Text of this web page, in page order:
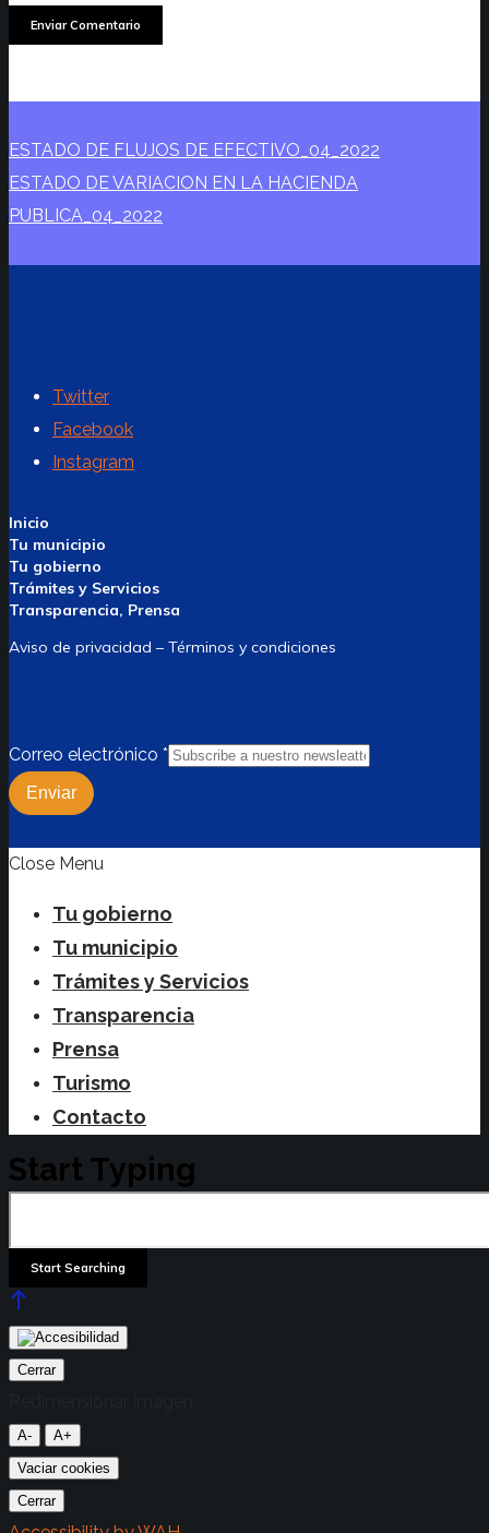
ESTADO DE FLUJOS DE EFECTIVO_04_2022
ESTADO DE VARIACION EN LA HACIENDA
PUBLICA_04_2022
Twitter
Facebook
Instagram
Inicio
Tu municipio
Tu gobierno
Trámites y Servicios
Transparencia, Prensa
Aviso de privacidad – Términos y condiciones
Correo electrónico *
Enviar
Close Menu
Tu gobierno
Tu municipio
Trámites y Servicios
Transparencia
Prensa
Turismo
Contacto
Start Typing
Cerrar
A-
A+
Vaciar cookies
Cerrar